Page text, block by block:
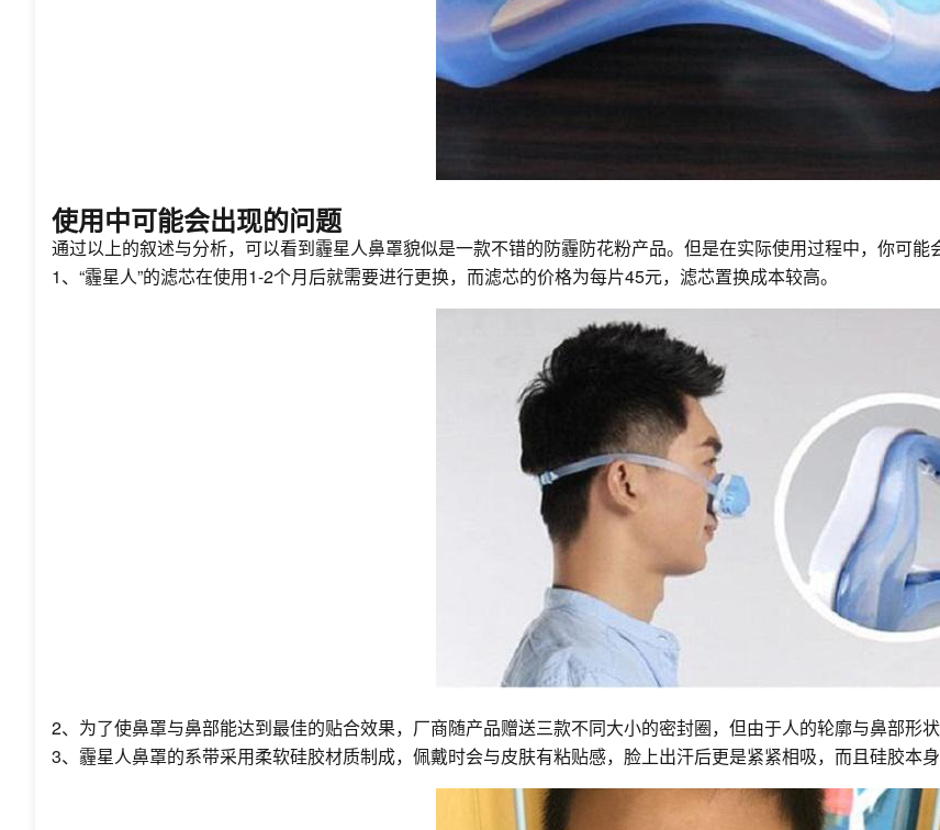
使用中可能会出现的问题
通过以上的叙述与分析，可以看到霾星人鼻罩貌似是一款不错的防霾防花粉产品。但是在实际使用过程中，你可能
1、“霾星人”的滤芯在使用1-2个月后就需要进行更换，而滤芯的价格为每片45元，滤芯置换成本较高。
2、为了使鼻罩与鼻部能达到最佳的贴合效果，厂商随产品赠送三款不同大小的密封圈，但由于人的轮廓与鼻部形
3、霾星人鼻罩的系带采用柔软硅胶材质制成，佩戴时会与皮肤有粘贴感，脸上出汗后更是紧紧相吸，而且硅胶本